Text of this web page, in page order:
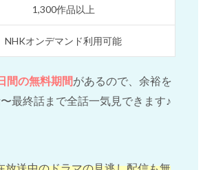
1,300作品以上
NHKオンデマンド利用可能
間の無料期間があるので、余裕を
最終話まで全話一気見できます♪
放送中のドラマの見逃し配信も無